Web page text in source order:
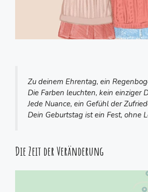
Zu deinem Ehrentag, ein
Die Farben leuchten, kein einziger
Jede Nuance, ein Gefühl der
Dein Geburtstag ist ein Fest, ohne
Die Zeit der Veränderung